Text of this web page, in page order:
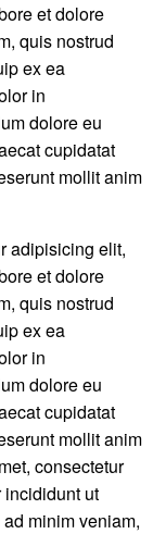
et dolore
quis nostrud
ex ea
in
dolore eu
cupidatat
mollit anim
adipisicing elit,
et dolore
quis nostrud
ex ea
in
dolore eu
cupidatat
mollit anim
consectetur
ut
minim veniam,